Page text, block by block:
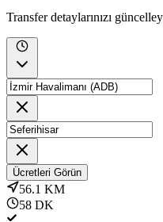
Transfer detaylarınızı
Ücretleri Görün
56.1 KM
58 DK